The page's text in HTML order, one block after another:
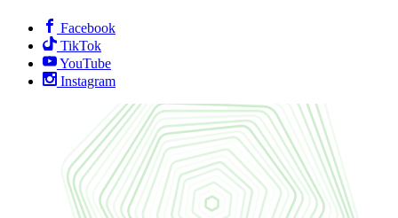
Facebook
TikTok
YouTube
Instagram